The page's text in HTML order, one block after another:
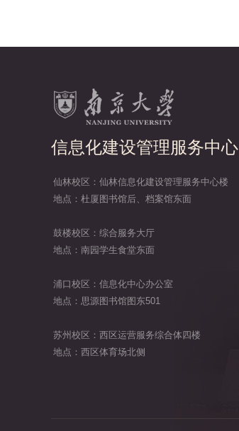
信息化建设管理服务中心
仙林校区：仙林信息化建设管理服务中心楼
地点：杜厦图书馆后、档案馆东面
鼓楼校区：综合服务大厅
地点：南园学生食堂东面
浦口校区：信息化中心办公室
地点：思源图书馆图东501
苏州校区：西区运营服务综合体四楼
地点：西区体育场北侧